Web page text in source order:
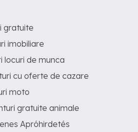
gratuite
imobiliare
locuri de munca
cu oferte de cazare
moto
gratuite animale
Apróhirdetés